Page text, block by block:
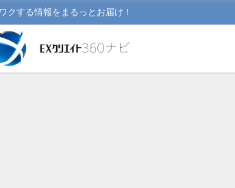
クする情報をまるっとお届け！